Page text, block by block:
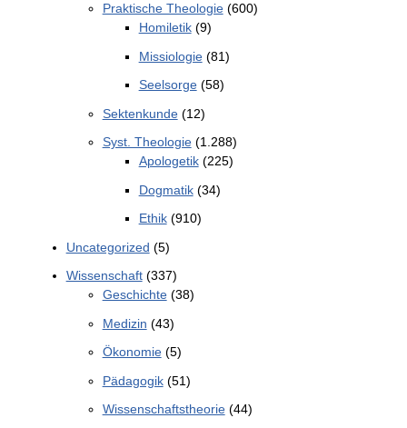
Praktische Theologie(600)
Homiletik(9)
Missiologie(81)
Seelsorge(58)
Sektenkunde(12)
Syst. Theologie(1.288)
Apologetik(225)
Dogmatik(34)
Ethik(910)
Uncategorized (5)
Wissenschaft(337)
Geschichte(38)
Medizin (43)
Ökonomie(5)
Pädagogik(51)
Wissenschaftstheorie(44)